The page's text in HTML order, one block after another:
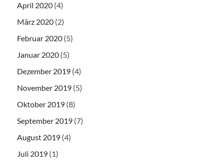
April 2020 (4)
März 2020 (2)
Februar 2020 (5)
Januar 2020 (5)
Dezember 2019 (4)
November 2019 (5)
Oktober 2019 (8)
September 2019 (7)
August 2019 (4)
Juli 2019 (1)